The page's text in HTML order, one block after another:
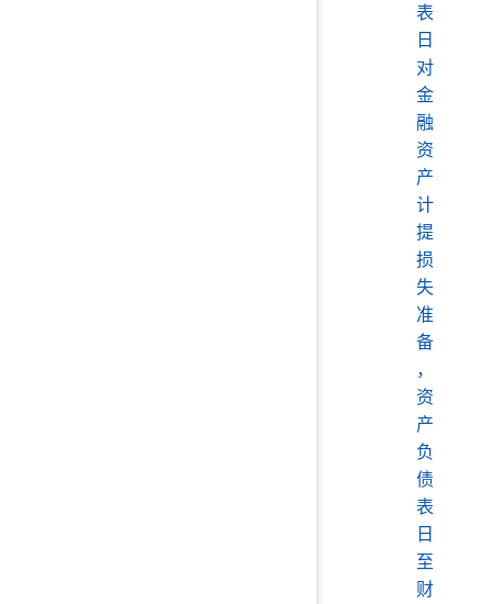
表
日
对
金
融
资
产
计
提
损
失
准
备
，
资
产
负
债
表
日
至
财